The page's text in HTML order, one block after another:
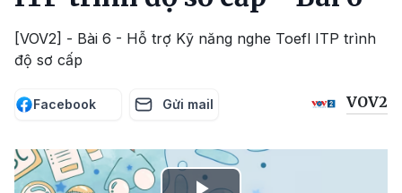
[VOV2] - Bài 6 - Hỗ trợ Kỹ năng nghe Toefl ITP trình
độ sơ cấp
Facebook Gửi mail VOV2